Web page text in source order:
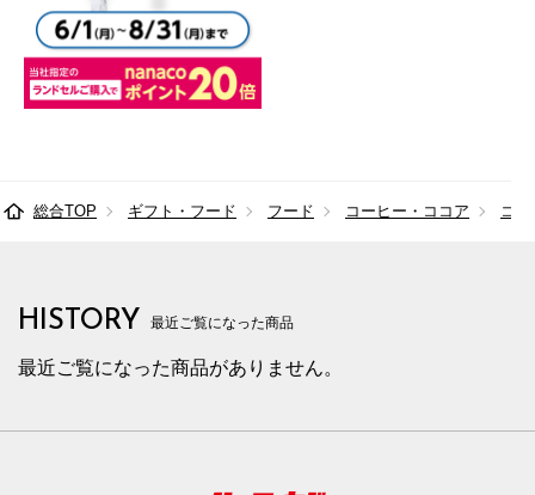
総合TOP ギフト・フード フード コーヒー・ココア ココ
HISTORY 最近ご覧になった商品
最近ご覧になった商品がありません。